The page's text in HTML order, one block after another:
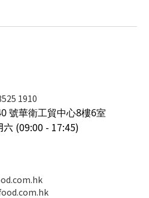
1910
號華衛工貿中心8樓6室
(09:00 - 17:45)